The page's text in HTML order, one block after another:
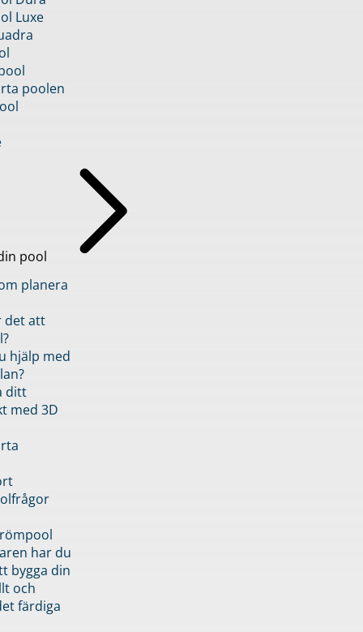
Luxe
poolen
pool
planera
det att
hjälp med
ditt
med 3D
har du
bygga din
och
färdiga